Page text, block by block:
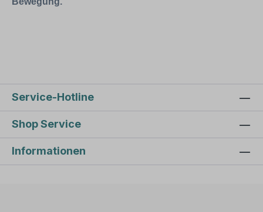
Service-Hotline
Shop Service
Informationen